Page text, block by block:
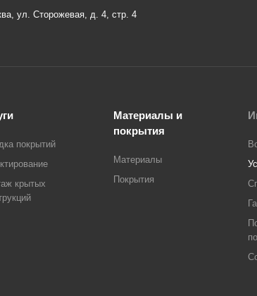
ул. Сторожевая, д. 4, стр. 4
покрытий
крытых
Материалы и
покрытия
Материалы
Покрытия